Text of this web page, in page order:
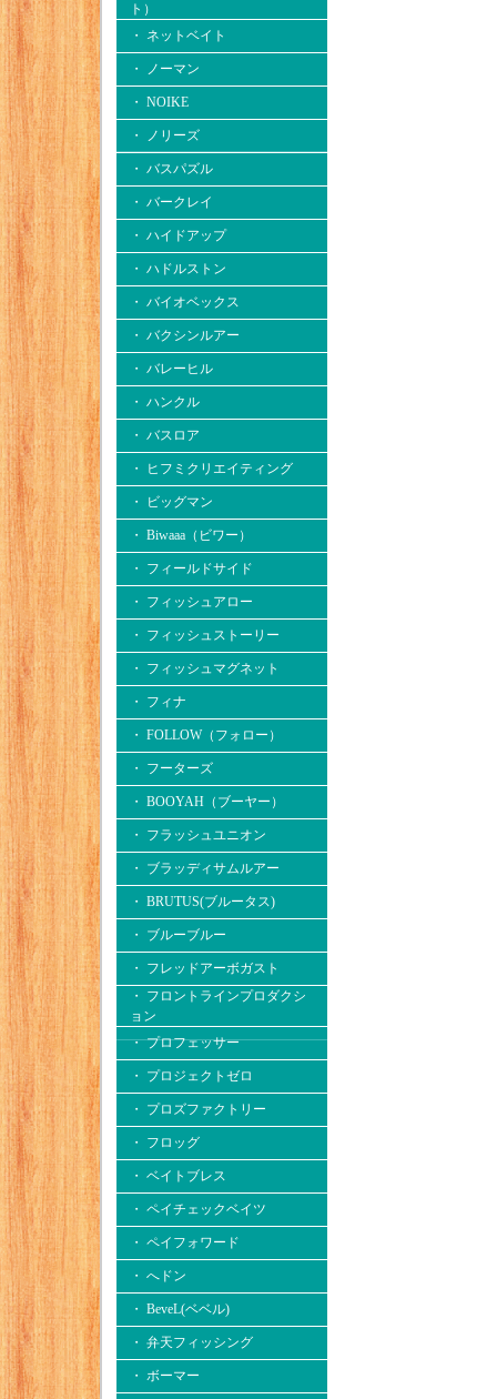
ト）
・ ネットベイト
・ ノーマン
・ NOIKE
・ ノリーズ
・ バスパズル
・ バークレイ
・ ハイドアップ
・ ハドルストン
・ バイオベックス
・ バクシンルアー
・ バレーヒル
・ ハンクル
・ バスロア
・ ヒフミクリエイティング
・ ビッグマン
・ Biwaaa（ビワー）
・ フィールドサイド
・ フィッシュアロー
・ フィッシュストーリー
・ フィッシュマグネット
・ フィナ
・ FOLLOW（フォロー）
・ フーターズ
・ BOOYAH（ブーヤー）
・ フラッシュユニオン
・ ブラッディサムルアー
・ BRUTUS(ブルータス)
・ ブルーブルー
・ フレッドアーボガスト
・ フロントラインプロダクシ
ョン
・ プロフェッサー
・ プロジェクトゼロ
・ プロズファクトリー
・ フロッグ
・ ベイトブレス
・ ペイチェックベイツ
・ ペイフォワード
・ へドン
・ BeveL(ベベル)
・ 弁天フィッシング
・ ボーマー